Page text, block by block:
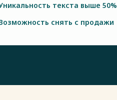
текста выше 50%
снять с продажи